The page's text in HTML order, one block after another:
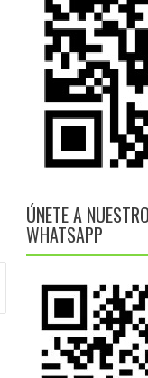
ÚNETE A
WHATSAPP